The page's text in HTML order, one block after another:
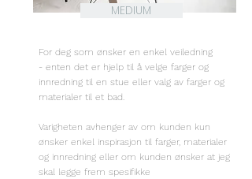
MEDIUM
For deg som ønsker en enkel veiledning
- enten det er hjelp til å velge farger og
innredning til en stue eller valg av farger og
materialer til et bad.
Varigheten avhenger av om kunden kun
ønsker enkel inspirasjon til farger, materialer
og innredning eller om kunden ønsker at jeg
skal legge frem spesifikke